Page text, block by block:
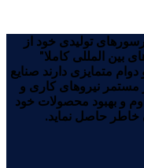
تولیدی خود از
بین المللی کاملا″
متمایزی دارند صنایع
مستمر نیروهای کاری و
و بهبود محصولات خود
خاطر حاصل نماید.